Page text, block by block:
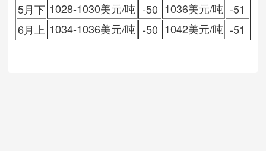
5月下 1028-1030美元/吨 -50 1036美元/吨 -51
6月上 1034-1036美元/吨 -50 1042美元/吨 -51